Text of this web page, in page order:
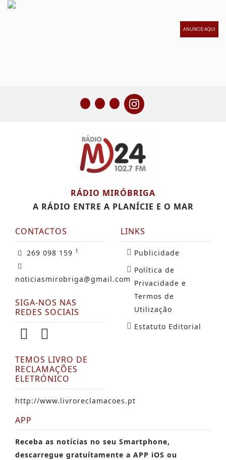
ANUNCIE AQUI
RÁDIO MIRÓBRIGA
A RÁDIO ENTRE A PLANÍCIE E O MAR
CONTACTOS
269 098 159 1
noticiasmirobriga@gmail.com
SIGA-NOS NAS
REDES SOCIAIS
TEMOS LIVRO DE
RECLAMAÇÕES
ELETRÓNICO
http://www.livroreclamacoes.pt
LINKS
Publicidade
Política de
Privacidade e
Termos de
Utilização
Estatuto Editorial
APP
Receba as notícias no seu Smartphone,
descarregue gratuítamente a APP iOS ou